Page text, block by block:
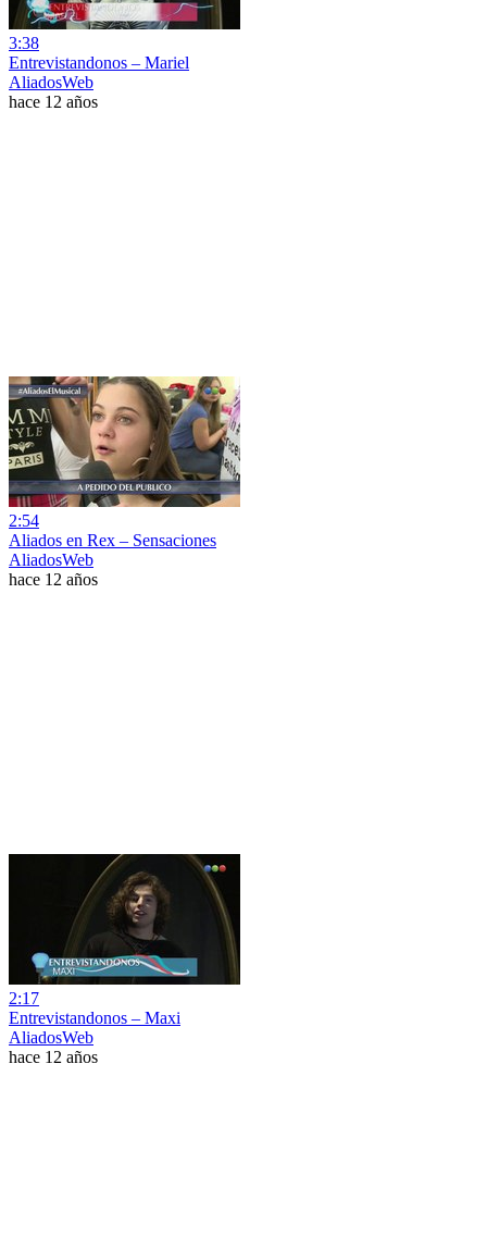
3:38
Entrevistandonos – Mariel
AliadosWeb
hace 12 años
2:54
Aliados en Rex – Sensaciones
AliadosWeb
hace 12 años
2:17
Entrevistandonos – Maxi
AliadosWeb
hace 12 años